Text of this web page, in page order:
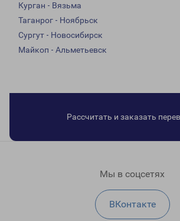
Курган - Вязьма
Таганрог - Ноябрьск
Сургут - Новосибирск
Майкоп - Альметьевск
Рассчитать и заказать
Мы в соцсетях
ВКонтакте